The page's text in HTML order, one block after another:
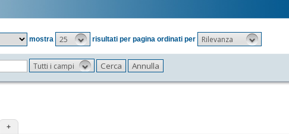
mostra
25 risultati per pagina ordinati per Rilevanza
Tutti i campi
+